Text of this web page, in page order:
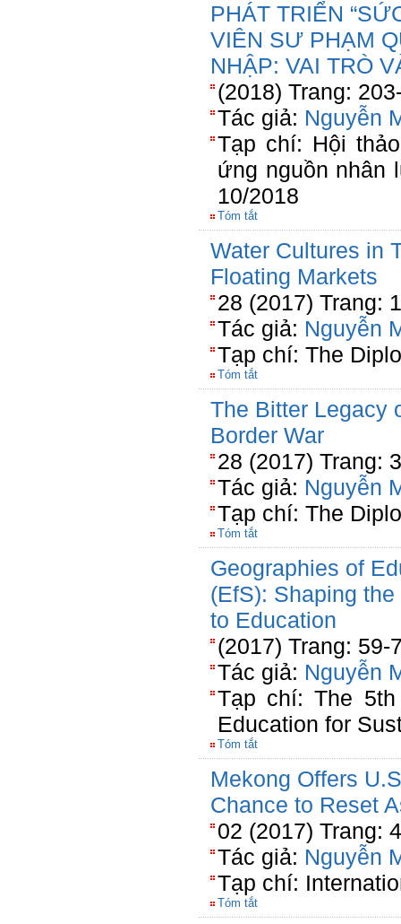
PHÁT TRIỂN
VIÊN SƯ PHẠM
NHẬP: VAI TRÒ
(2018) Trang:
Tác giả: Nguyễn
Tạp chí: Hội
ứng nguồn nhân
10/2018
Tóm tắt
Water Cultures in
Floating Markets
28 (2017) Trang:
Tác giả: Nguyễn
Tạp chí: The
Tóm tắt
The Bitter Legacy
Border War
28 (2017) Trang:
Tác giả: Nguyễn
Tạp chí: The
Tóm tắt
Geographies of
(EfS): Shaping
to Education
(2017) Trang: 59-
Tác giả: Nguyễn
Tạp chí: The 5th
Education for
Tóm tắt
Mekong Offers
Chance to Reset
02 (2017) Trang:
Tác giả: Nguyễn
Tạp chí:
Tóm tắt